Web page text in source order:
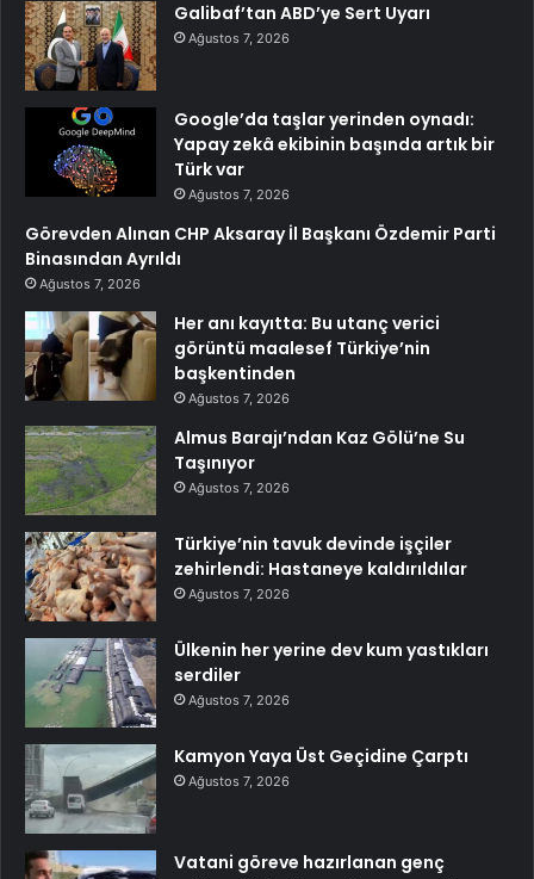
Galibaf’tan ABD’ye Sert Uyarı
Ağustos 7, 2026
Google’da taşlar yerinden oynadı:
Yapay zekâ ekibinin başında artık bir
Türk var
Ağustos 7, 2026
Görevden Alınan CHP Aksaray İl Başkanı Özdemir Parti
Binasından Ayrıldı
Ağustos 7, 2026
Her anı kayıtta: Bu utanç verici
görüntü maalesef Türkiye’nin
başkentinden
Ağustos 7, 2026
Almus Barajı’ndan Kaz Gölü’ne Su
Taşınıyor
Ağustos 7, 2026
Türkiye’nin tavuk devinde işçiler
zehirlendi: Hastaneye kaldırıldılar
Ağustos 7, 2026
Ülkenin her yerine dev kum yastıkları
serdiler
Ağustos 7, 2026
Kamyon Yaya Üst Geçidine Çarptı
Ağustos 7, 2026
Vatani göreve hazırlanan genç